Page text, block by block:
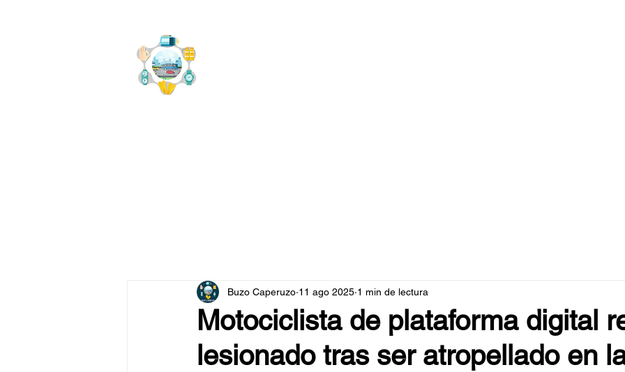
Motociclista de plataforma digital
lesionado tras ser atropellado en
Buzo Caperuzo 11 ago 2025 1 min de lectura